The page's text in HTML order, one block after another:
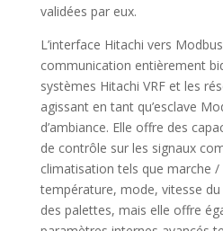
validées par eux.
L’interface Hitachi vers
communication entièrement
systèmes Hitachi VRF et les
agissant en tant qu’esclave
d’ambiance. Elle offre des
de contrôle sur les signaux
climatisation tels que marche /
température, mode, vitesse
des palettes, mais elle offre